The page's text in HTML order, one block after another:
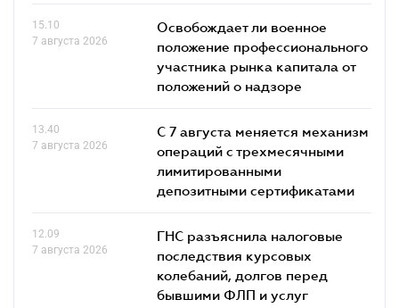
15.10
7 августа 2026
Освобождает ли военное
положение профессионального
участника рынка капитала от
положений о надзоре
13.40
7 августа 2026
С 7 августа меняется механизм
операций с трехмесячными
лимитированными
депозитными сертификатами
12.09
7 августа 2026
ГНС разъяснила налоговые
последствия курсовых
колебаний, долгов перед
бывшими ФЛП и услуг